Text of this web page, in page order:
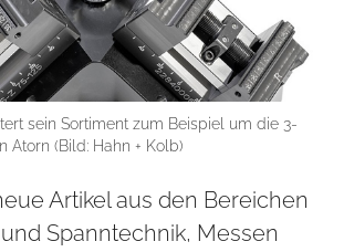
sein Sortiment zum Beispiel um die 3-
Atorn (Bild: Hahn + Kolb)
Artikel aus den Bereichen
Spanntechnik, Messen